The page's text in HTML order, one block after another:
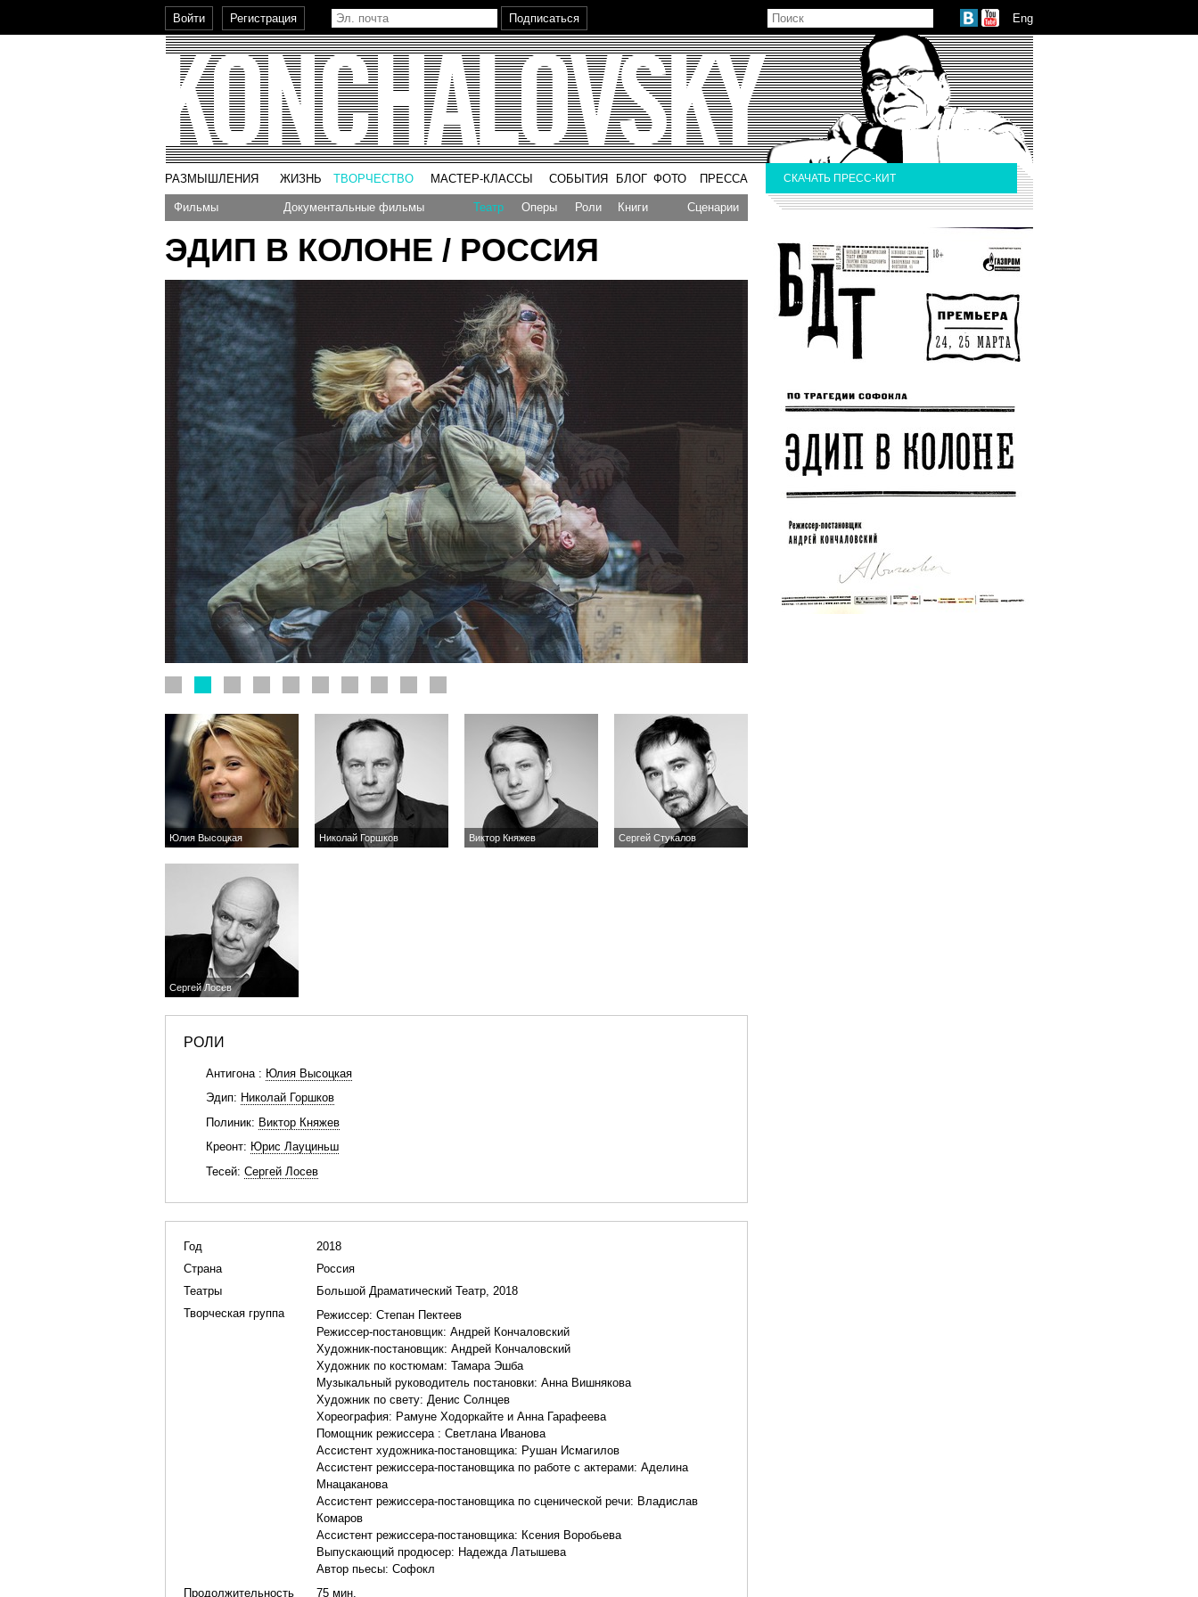
Eng
РАЗМЫШЛЕНИЯ ЖИЗНЬ ТВОРЧЕСТВО МАСТЕР-КЛАССЫ СОБЫТИЯ БЛОГ ФОТО ПРЕССА
Фильмы Документальные фильмы Театр Оперы Роли Книги Сценарии
ЭДИП В КОЛОНЕ / РОССИЯ
Юлия Высоцкая Николай Горшков Виктор Княжев Сергей Стукалов
Сергей Лосев
РОЛИ
Антигона : Юлия Высоцкая
Эдип: Николай Горшков
Полиник: Виктор Княжев
Креонт: Юрис Лауциньш
Тесей: Сергей Лосев
Год
2018
Страна
Россия
Театры
Большой Драматический Театр, 2018
Творческая группа
Режиссер: Степан Пектеев
Режиссер-постановщик: Андрей Кончаловский
Художник-постановщик: Андрей Кончаловский
Художник по костюмам: Тамара Эшба
Музыкальный руководитель постановки: Анна Вишнякова
Художник по свету: Денис Солнцев
Хореография: Рамуне Ходоркайте и Анна Гарафеева
Помощник режиссера : Светлана Иванова
Ассистент художника-постановщика: Рушан Исмагилов
Ассистент режиссера-постановщика по работе с актерами: Аделина
Мнацаканова
Ассистент режиссера-постановщика по сценической речи: Владислав
Комаров
Ассистент режиссера-постановщика: Ксения Воробьева
Выпускающий продюсер: Надежда Латышева
Автор пьесы: Софокл
Продолжительность
75 мин.
СКАЧАТЬ ПРЕСС-КИТ